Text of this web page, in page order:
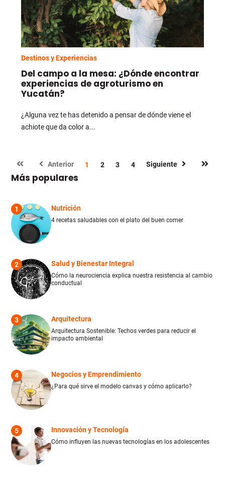
Destinos y Experiencias
Del campo a la mesa: ¿Dónde encontrar
experiencias de agroturismo en
Yucatán?
¿Alguna vez te has detenido a pensar de dónde viene el
achiote que da color a...
Anterior 1 2 3 4 Siguiente
Más populares
1 Nutrición
4 recetas saludables con el plato del buen comer
2 Salud y Bienestar Integral
Cómo la neurociencia explica nuestra resistencia al cambio
conductual
3 Arquitectura
Arquitectura Sostenible: Techos verdes para reducir el
impacto ambiental
4 Negocios y Emprendimiento
¿Para qué sirve el modelo canvas y cómo aplicarlo?
5 Innovación y Tecnología
Cómo influyen las nuevas tecnologías en los adolescentes